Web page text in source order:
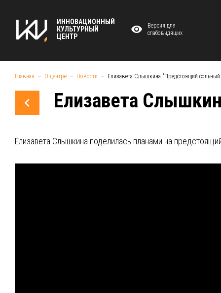
ИННОВАЦИОННЫЙ
КУЛЬТУРНЫЙ
ЦЕНТР
Версия для
слабовидящих
Главная О центре Новости Елизавета Слышкина "Предстоящий сольный
Елизавета
Елизавета Слышкина поделилась планами на